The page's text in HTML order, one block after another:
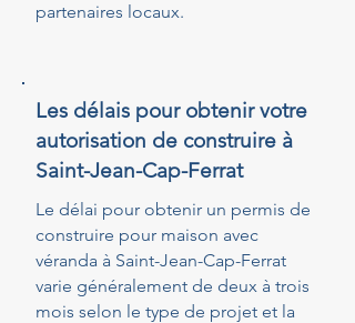
partenaires locaux.
Les délais pour obtenir votre
autorisation de construire à
Saint-Jean-Cap-Ferrat
Le délai pour obtenir un permis de
construire pour maison avec
véranda à Saint-Jean-Cap-Ferrat
varie généralement de deux à trois
mois selon le type de projet et la